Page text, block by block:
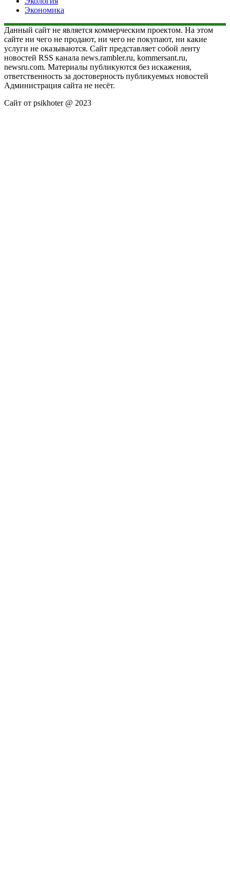
Экономика
Данный сайт не является коммерческим проектом. На этом
сайте ни чего не продают, ни чего не покупают, ни какие
услуги не оказываются. Сайт представляет собой ленту
новостей RSS канала news.rambler.ru, kommersant.ru,
newsru.com. Материалы публикуются без искажения,
ответственность за достоверность публикуемых новостей
Администрация сайта не несёт.
Сайт от psikhoter @ 2023